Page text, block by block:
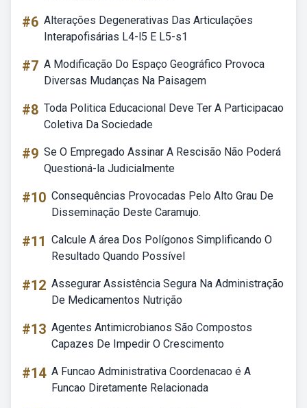
#6 Alterações Degenerativas Das Articulações
Interapofisárias L4-l5 E L5-s1
#7 A Modificação Do Espaço Geográfico Provoca
Diversas Mudanças Na Paisagem
#8 Toda Politica Educacional Deve Ter A Participacao
Coletiva Da Sociedade
#9 Se O Empregado Assinar A Rescisão Não Poderá
Questioná-la Judicialmente
#10 Consequências Provocadas Pelo Alto Grau De
Disseminação Deste Caramujo.
#11 Calcule A área Dos Polígonos Simplificando O
Resultado Quando Possível
#12 Assegurar Assistência Segura Na Administração
De Medicamentos Nutrição
#13 Agentes Antimicrobianos São Compostos
Capazes De Impedir O Crescimento
#14 A Funcao Administrativa Coordenacao é A
Funcao Diretamente Relacionada